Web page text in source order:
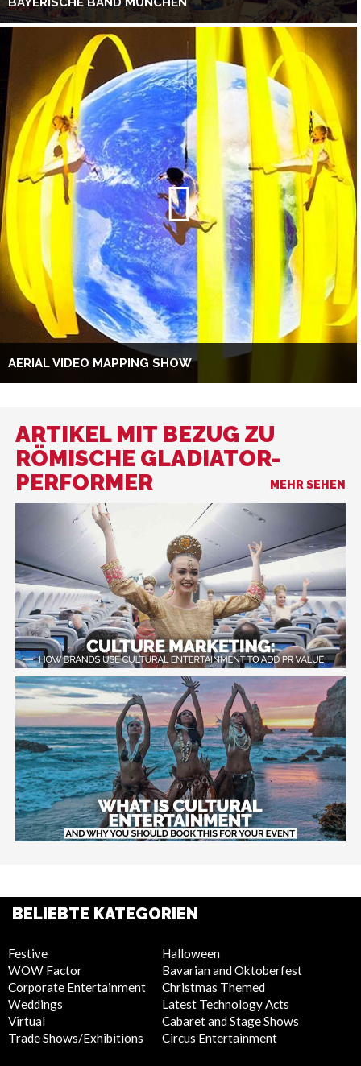
AERIAL VIDEO MAPPING SHOW
ARTIKEL MIT BEZUG ZU
RÖMISCHE GLADIATOR-
PERFORMER
MEHR SEHEN
BELIEBTE KATEGORIEN
Festive
WOW Factor
Corporate Entertainment
Weddings
Virtual
Trade Shows/Exhibitions
Halloween
Bavarian and Oktoberfest
Christmas Themed
Latest Technology Acts
Cabaret and Stage Shows
Circus Entertainment